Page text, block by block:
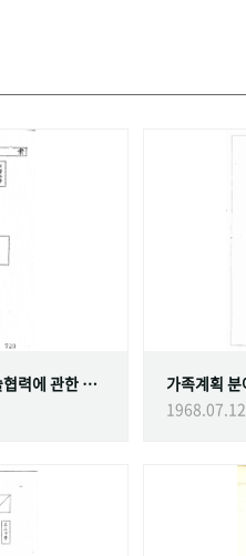
가족계획 분야에 있어서의 기술협력에 관한 대한민국정부와 스웨덴 정부간의 협정
1968.07.12